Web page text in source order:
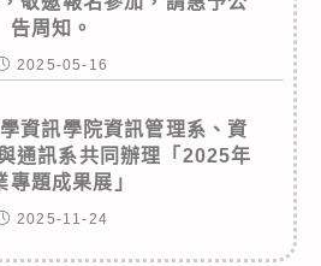
告周知。
2025-05-16
資訊學院資訊管理系、資
通訊系共同辦理「2025年
專題成果展」
2025-11-24